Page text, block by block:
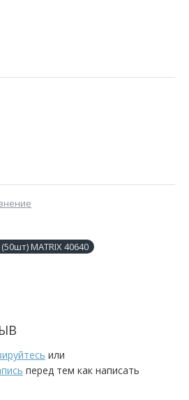
MATRIX 40640
или
перед тем как написать